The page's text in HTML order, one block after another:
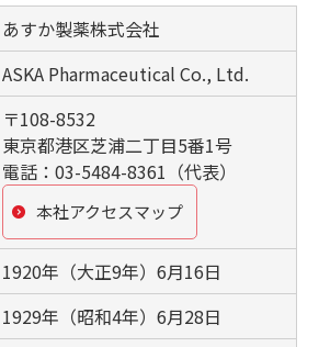
あすか製薬株式会社
ASKA Pharmaceutical Co., Ltd.
〒108-8532
東京都港区芝浦二丁目5番1号
電話：03-5484-8361（代表）
本社アクセスマップ
1920年（大正9年）6月16日
1929年（昭和4年）6月28日